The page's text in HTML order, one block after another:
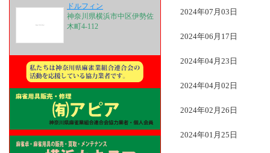
ドルフィン
神奈川県横浜市中区伊勢佐
木町4-112
2024年07月03日
2024年06月17日
2024年04月23日
2024年04月02日
2024年02月26日
2024年01月25日